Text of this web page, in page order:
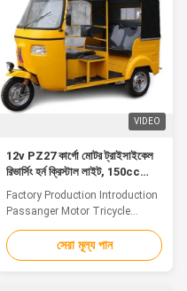
VIDEO
12v PZ27 কার্গো মোটর ট্রাইসাইকেল
রিভার্সিং হর্ন ক্রিস্টাল লাইট, 150cc
প্যাসেঞ্জার মোটর ট্রাইসাইকেল
Factory Production Introduction
Passanger Motor Tricycle
Reversing Horn water cool
crystal light​ Details: BX150ZH
Model Number Main Technical
সেরা মূল্য পান